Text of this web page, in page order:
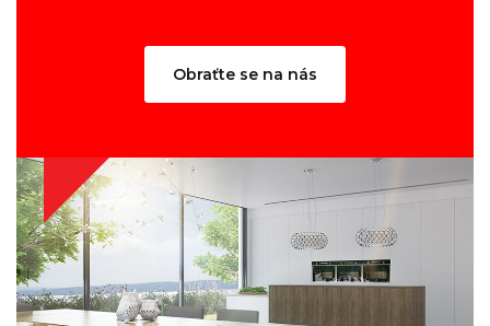
Obraťte se na nás